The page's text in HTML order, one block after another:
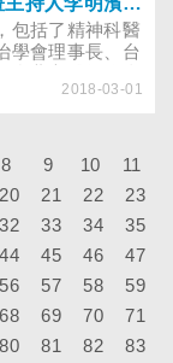
包括了精神科醫
學會理事長、台
灑，讓人目不暇
2018-03-01
8 9 10
11
20 21 22
23
32 33 34
35
44 45 46
47
56 57 58
59
68 69 70
71
80 81 82
83